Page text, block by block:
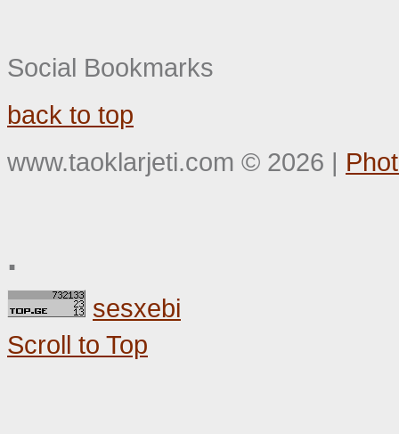
Social Bookmarks
back to top
www.taoklarjeti.com © 2026 |
.
sesxebi
Scroll to Top